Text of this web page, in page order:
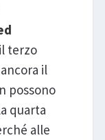
terzo
il
possono
quarta
alle